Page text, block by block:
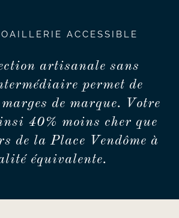
ACCESSIBLE
artisanale sans
permet de
de marque. Votre
40% moins cher que
de la Place Vendôme à
équivalente.